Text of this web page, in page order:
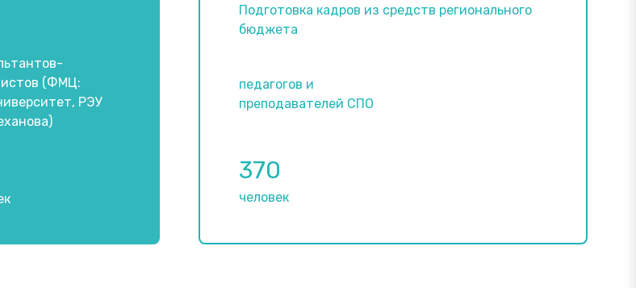
(ФМЦ:
РЭУ
Подготовка кадров из средств регионального
бюджета
педагогов и
преподавателей СПО
370
человек